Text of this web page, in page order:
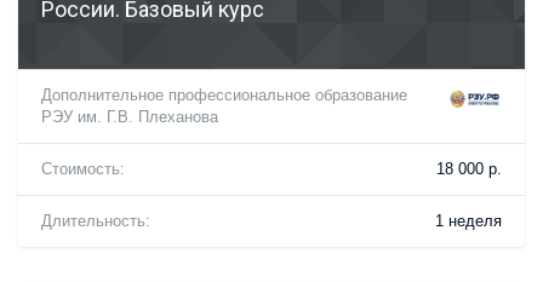
России. Базовый курс
Дополнительное профессиональное образование
РЭУ им. Г.В. Плеханова
Стоимость: 18 000 р.
Длительность: 1 неделя